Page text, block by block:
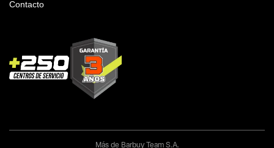
Contacto
Más de Barbuy Team S.A.